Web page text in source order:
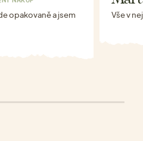
opakovaně a jsem
Vše v